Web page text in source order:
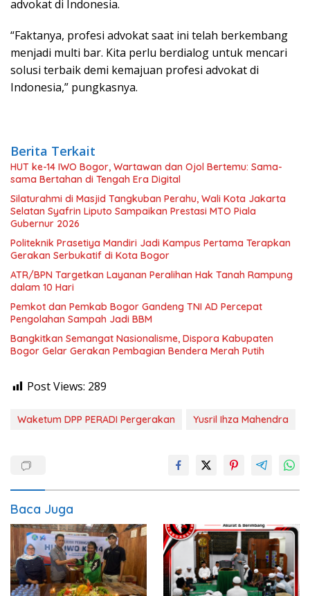
advokat di Indonesia.
“Faktanya, profesi advokat saat ini telah berkembang
menjadi multi bar. Kita perlu berdialog untuk mencari
solusi terbaik demi kemajuan profesi advokat di
Indonesia,” pungkasnya.
Berita Terkait
HUT ke-14 IWO Bogor, Wartawan dan Ojol Bertemu: Sama-
sama Bertahan di Tengah Era Digital
Silaturahmi di Masjid Tangkuban Perahu, Wali Kota Jakarta
Selatan Syafrin Liputo Sampaikan Prestasi MTO Piala
Gubernur 2026
Politeknik Prasetiya Mandiri Jadi Kampus Pertama Terapkan
Gerakan Serbukatif di Kota Bogor
ATR/BPN Targetkan Layanan Peralihan Hak Tanah Rampung
dalam 10 Hari
Pemkot dan Pemkab Bogor Gandeng TNI AD Percepat
Pengolahan Sampah Jadi BBM
Bangkitkan Semangat Nasionalisme, Dispora Kabupaten
Bogor Gelar Gerakan Pembagian Bendera Merah Putih
Post Views: 289
Waketum DPP PERADI Pergerakan Yusril Ihza Mahendra
Baca Juga